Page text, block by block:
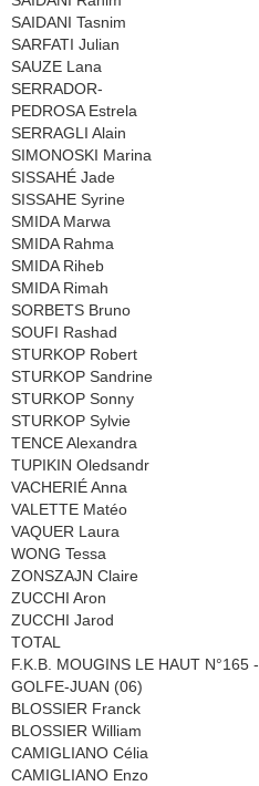
SAIDANI Tasnim
SARFATI Julian
SAUZE Lana
SERRADOR-
PEDROSA Estrela
SERRAGLI Alain
SIMONOSKI Marina
SISSAHÉ Jade
SISSAHE Syrine
SMIDA Marwa
SMIDA Rahma
SMIDA Riheb
SMIDA Rimah
SORBETS Bruno
SOUFI Rashad
STURKOP Robert
STURKOP Sandrine
STURKOP Sonny
STURKOP Sylvie
TENCE Alexandra
TUPIKIN Oledsandr
VACHERIÉ Anna
VALETTE Matéo
VAQUER Laura
WONG Tessa
ZONSZAJN Claire
ZUCCHI Aron
ZUCCHI Jarod
TOTAL
F.K.B. MOUGINS LE HAUT N°165 -
GOLFE-JUAN (06)
BLOSSIER Franck
BLOSSIER William
CAMIGLIANO Célia
CAMIGLIANO Enzo